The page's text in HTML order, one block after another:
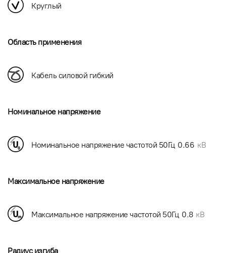
Круглый
Область применения
Кабель силовой гибкий
Номинальное напряжение
Номинальное напряжение частотой 50Гц 0.66 кВ
Максимальное напряжение
Максимальное напряжение частотой 50Гц 0.8 кВ
Радиус изгиба